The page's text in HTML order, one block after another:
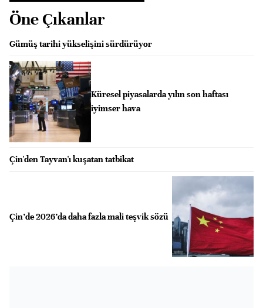
Öne Çıkanlar
Gümüş tarihi yükselişini sürdürüyor
Küresel piyasalarda yılın son haftası
iyimser hava
Çin'den Tayvan'ı kuşatan tatbikat
Çin’de 2026’da daha fazla mali teşvik sözü